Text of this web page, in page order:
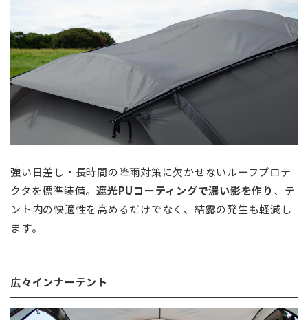
強い日差し・長時間の降雨対策に欠かせないルーフプロテ
クタを標準装備。 遮光PUコーティングで濃い影を作り 、テ
ント内の快適性を高めるだけでなく、結露の発生も軽減し
ます。
広々インナーテント